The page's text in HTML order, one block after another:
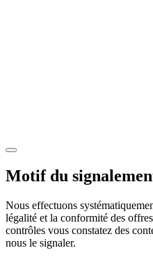
Motif du
Nous effectuons
légalité et la conformité des
contrôles vous constatez des
nous le signaler.